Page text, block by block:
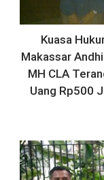
Kuasa
Makassar
MH CLA
Uang Rp500